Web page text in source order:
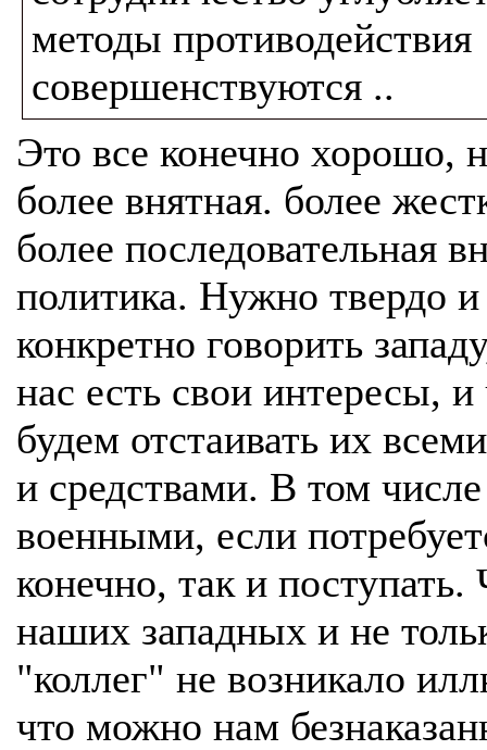
методы противодействия
совершенствуются ..
Это все конечно хорошо,
более внятная. более
более последовательная
политика. Нужно твердо и
конкретно говорить
нас есть свои интересы,
будем отстаивать их
и средствами. В том
военными, если
конечно, так и
наших западных и не
"коллег" не возникало
что можно нам